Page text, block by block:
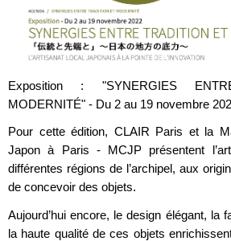
Exposition : "SYNERGIES
MODERNITÉ" - Du 2 au 19 novembre
Pour cette édition, CLAIR Paris et la
Japon à Paris - MCJP présentent
différentes régions de l’archipel, aux
de concevoir des objets.
Aujourd’hui encore, le design élégant, la
la haute qualité de ces objets